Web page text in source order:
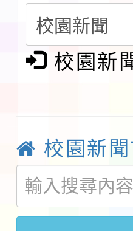
賽實施要
本市「
程安排
「桃園
會」之
本校115
第2次招
告(採1
115 年
0 小時
轉知本
校園新
校園新